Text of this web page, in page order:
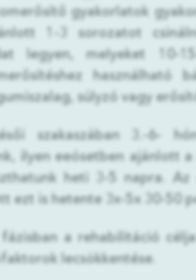
gyakorlatok
1-3 sorozatot
legyen, melyeket 10-15-
használható
súlyzó vagy
szakaszában 3.-6-
ilyen eeósetben ajánlott
heti 3-5 napra.
ezt is hetente 3x-5x 30-50
a rehabilitáció
lecsökkentése.